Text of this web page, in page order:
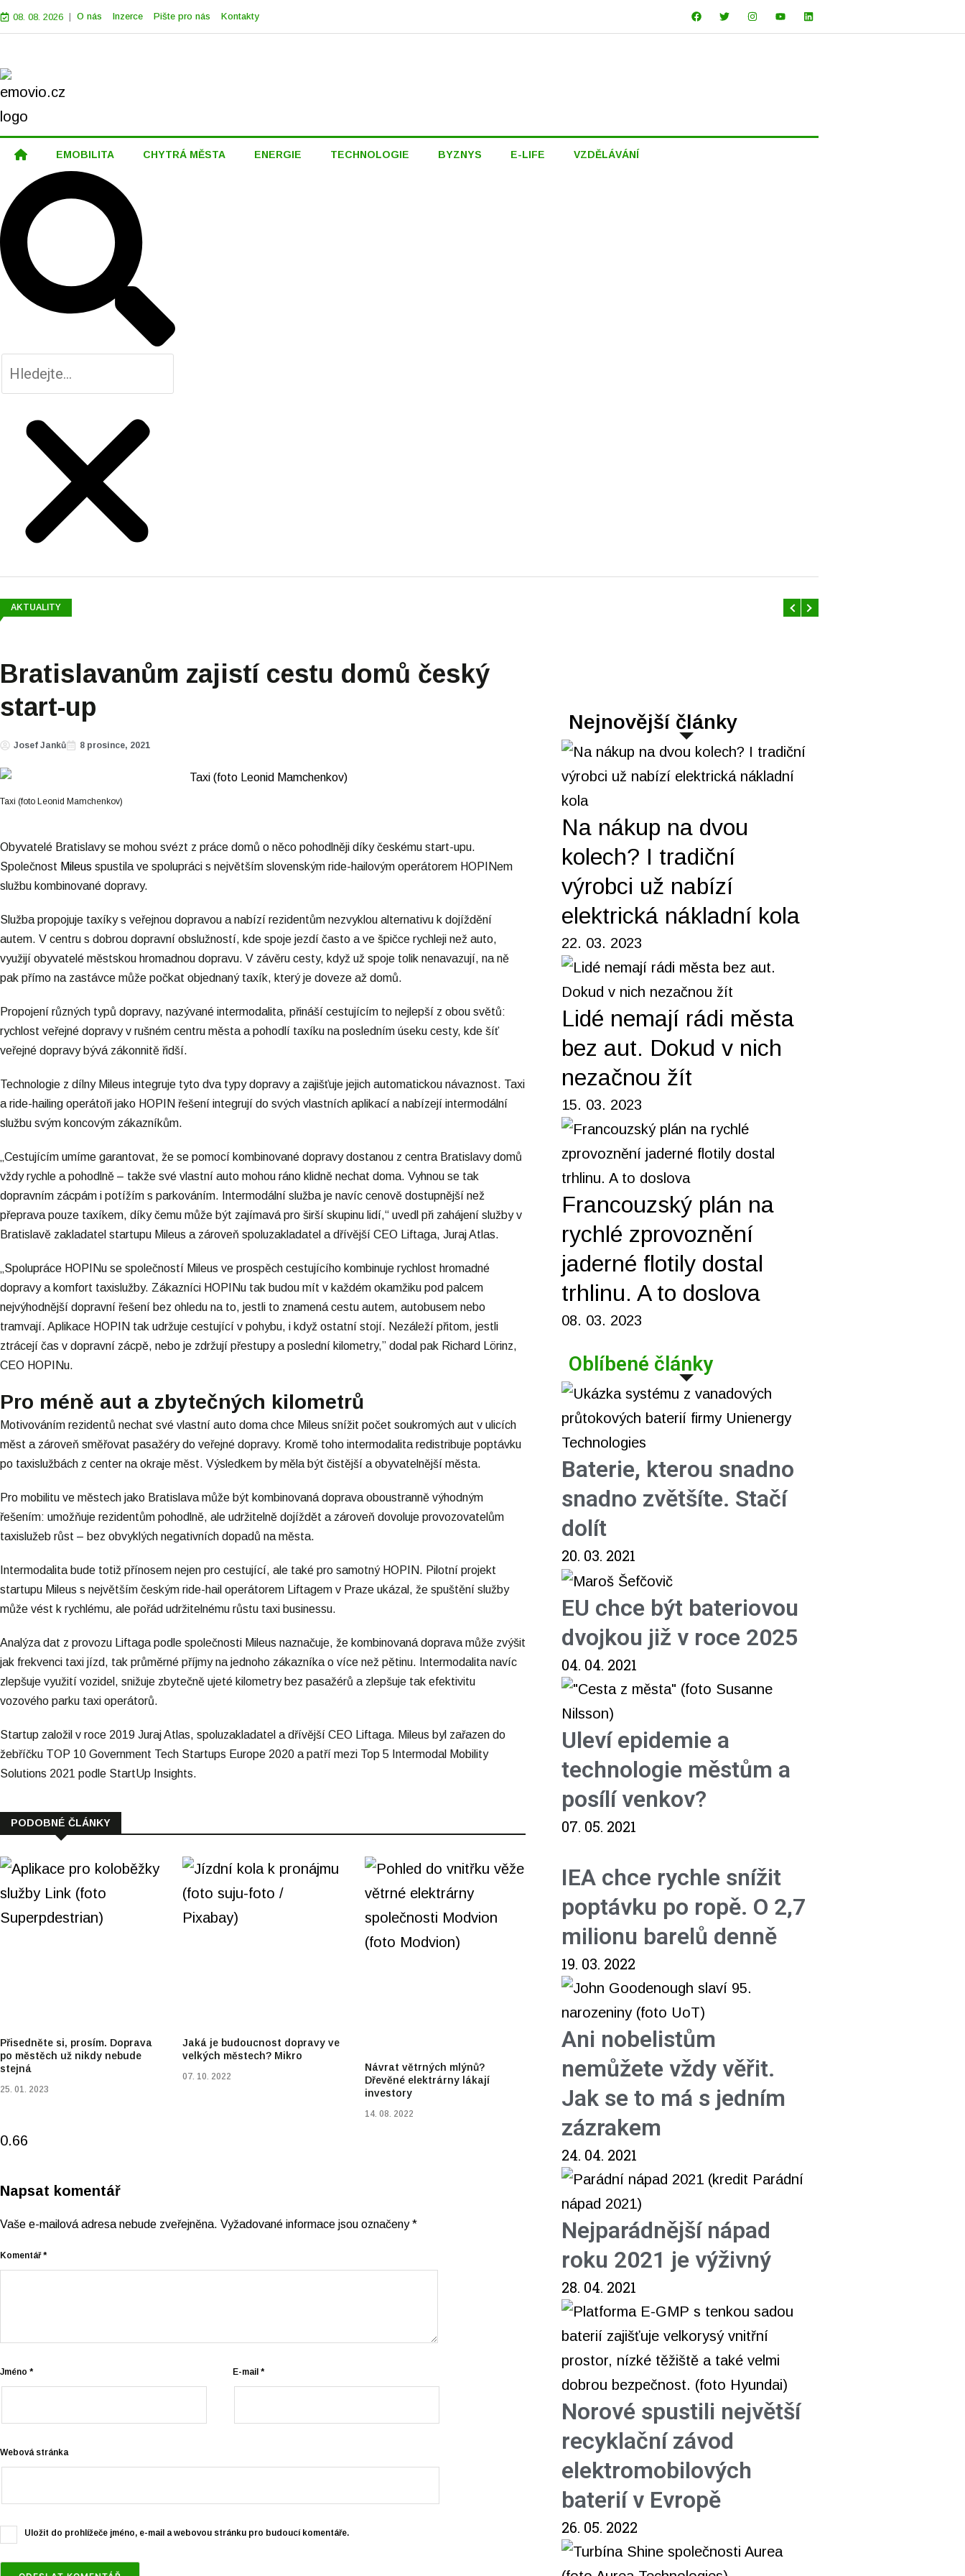
08. 08. 2026 | O nás Inzerce Pište pro nás Kontakty
EMOBILITA CHYTRÁ MĚSTA ENERGIE TECHNOLOGIE BYZNYS E-LIFE VZDĚLÁVÁNÍ
AKTUALITY
Bratislavanům zajistí cestu domů český
start-up
Josef Janků 8 prosince, 2021
Taxi (foto Leonid Mamchenkov)
Obyvatelé Bratislavy se mohou svézt z práce domů o něco pohodlněji díky českému start-upu.
Společnost Mileus spustila ve spolupráci s největším slovenským ride-hailovým operátorem HOPINem
službu kombinované dopravy.
Služba propojuje taxíky s veřejnou dopravou a nabízí rezidentům nezvyklou alternativu k dojíždění
autem. V centru s dobrou dopravní obslužností, kde spoje jezdí často a ve špičce rychleji než auto,
využijí obyvatelé městskou hromadnou dopravu. V závěru cesty, když už spoje tolik nenavazují, na ně
pak přímo na zastávce může počkat objednaný taxík, který je doveze až domů.
Propojení různých typů dopravy, nazývané intermodalita, přináší cestujícím to nejlepší z obou světů:
rychlost veřejné dopravy v rušném centru města a pohodlí taxíku na posledním úseku cesty, kde šíť
veřejné dopravy bývá zákonnitě řidší.
Technologie z dílny Mileus integruje tyto dva typy dopravy a zajišťuje jejich automatickou návaznost. Taxi
a ride-hailing operátoři jako HOPIN řešení integrují do svých vlastních aplikací a nabízejí intermodální
službu svým koncovým zákazníkům.
„Cestujícím umíme garantovat, že se pomocí kombinované dopravy dostanou z centra Bratislavy domů
vždy rychle a pohodlně – takže své vlastní auto mohou ráno klidně nechat doma. Vyhnou se tak
dopravním zácpám i potížím s parkováním. Intermodální služba je navíc cenově dostupnější než
přeprava pouze taxíkem, díky čemu může být zajímavá pro širší skupinu lidí,“ uvedl při zahájení služby v
Bratislavě zakladatel startupu Mileus a zároveň spoluzakladatel a dřívější CEO Liftaga, Juraj Atlas.
„Spolupráce HOPINu se společností Mileus ve prospěch cestujícího kombinuje rychlost hromadné
dopravy a komfort taxislužby. Zákazníci HOPINu tak budou mít v každém okamžiku pod palcem
nejvýhodnější dopravní řešení bez ohledu na to, jestli to znamená cestu autem, autobusem nebo
tramvají. Aplikace HOPIN tak udržuje cestující v pohybu, i když ostatní stojí. Nezáleží přitom, jestli
ztrácejí čas v dopravní zácpě, nebo je zdržují přestupy a poslední kilometry,” dodal pak Richard Lörinz,
CEO HOPINu.
Pro méně aut a zbytečných kilometrů
Motivováním rezidentů nechat své vlastní auto doma chce Mileus snížit počet soukromých aut v ulicích
měst a zároveň směřovat pasažéry do veřejné dopravy. Kromě toho intermodalita redistribuje poptávku
po taxislužbách z center na okraje měst. Výsledkem by měla být čistější a obyvatelnější města.
Pro mobilitu ve městech jako Bratislava může být kombinovaná doprava oboustranně výhodným
řešením: umožňuje rezidentům pohodlně, ale udržitelně dojíždět a zároveň dovoluje provozovatelům
taxislužeb růst – bez obvyklých negativních dopadů na města.
Intermodalita bude totiž přínosem nejen pro cestující, ale také pro samotný HOPIN. Pilotní projekt
startupu Mileus s největším českým ride-hail operátorem Liftagem v Praze ukázal, že spuštění služby
může vést k rychlému, ale pořád udržitelnému růstu taxi businessu.
Analýza dat z provozu Liftaga podle společnosti Mileus naznačuje, že kombinovaná doprava může zvýšit
jak frekvenci taxi jízd, tak průměrné příjmy na jednoho zákazníka o více než pětinu. Intermodalita navíc
zlepšuje využití vozidel, snižuje zbytečně ujeté kilometry bez pasažérů a zlepšuje tak efektivitu
vozového parku taxi operátorů.
Startup založil v roce 2019 Juraj Atlas, spoluzakladatel a dřívější CEO Liftaga. Mileus byl zařazen do
žebříčku TOP 10 Government Tech Startups Europe 2020 a patří mezi Top 5 Intermodal Mobility
Solutions 2021 podle StartUp Insights.
PODOBNÉ ČLÁNKY
Přisedněte si, prosím. Doprava
po městěch už nikdy nebude
stejná
25. 01. 2023
Jaká je budoucnost dopravy ve
velkých městech? Mikro
07. 10. 2022
Návrat větrných mlýnů?
Dřevěné elektrárny lákají
investory
14. 08. 2022
Napsat komentář
Vaše e-mailová adresa nebude zveřejněna. Vyžadované informace jsou označeny*
Komentář*
Jméno * E-mail *
Webová stránka
Uložit do prohlížeče jméno, e-mail a webovou stránku pro budoucí komentáře.
Nejnovější články
Na nákup na dvou
kolech? I tradiční
výrobci už nabízí
elektrická nákladní kola
22. 03. 2023
Lidé nemají rádi města
bez aut. Dokud v nich
nezačnou žít
15. 03. 2023
Francouzský plán na
rychlé zprovoznění
jaderné flotily dostal
trhlinu. A to doslova
08. 03. 2023
Oblíbené články
Baterie, kterou snadno
snadno zvětšíte. Stačí
dolít
20. 03. 2021
EU chce být bateriovou
dvojkou již v roce 2025
04. 04. 2021
Uleví epidemie a
technologie městům a
posílí venkov?
07. 05. 2021
IEA chce rychle snížit
poptávku po ropě. O 2,7
milionu barelů denně
19. 03. 2022
Ani nobelistům
nemůžete vždy věřit.
Jak se to má s jedním
zázrakem
24. 04. 2021
Nejparádnější nápad
roku 2021 je výživný
28. 04. 2021
Norové spustili největší
recyklační závod
elektromobilových
baterií v Evropě
26. 05. 2022